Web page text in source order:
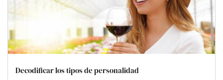
Decodificar los tipos de personalidad